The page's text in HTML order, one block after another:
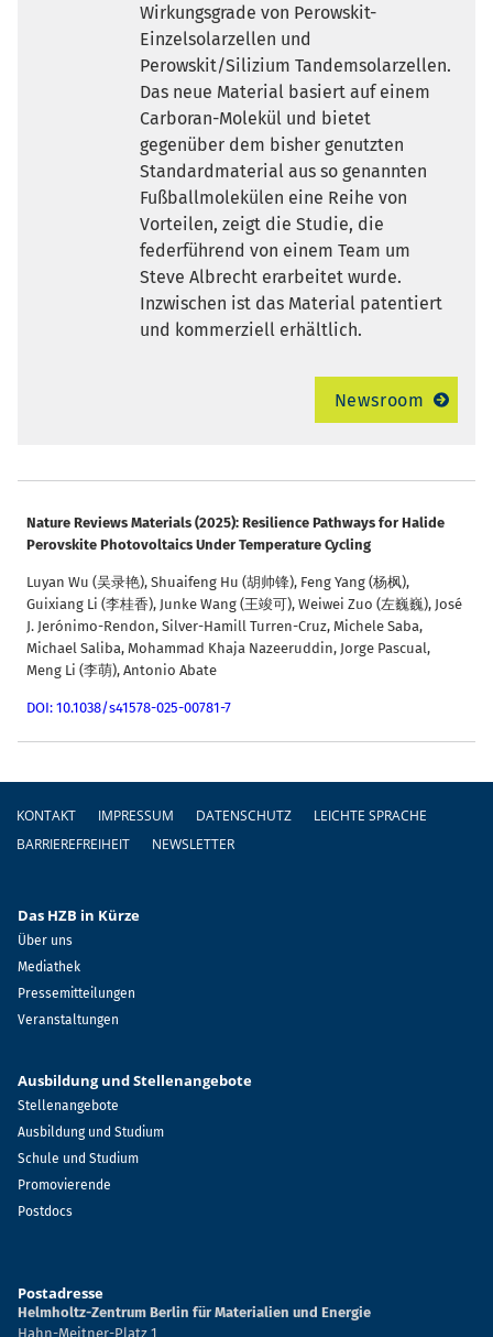
Wirkungsgrade von Perowskit-
Einzelsolarzellen und
Perowskit/Silizium Tandemsolarzellen.
Das neue Material basiert auf einem
Carboran-Molekül und bietet
gegenüber dem bisher genutzten
Standardmaterial aus so genannten
Fußballmolekülen eine Reihe von
Vorteilen, zeigt die Studie, die
federführend von einem Team um
Steve Albrecht erarbeitet wurde.
Inzwischen ist das Material patentiert
und kommerziell erhältlich.
Newsroom
Nature Reviews Materials (2025): Resilience Pathways for Halide
Perovskite Photovoltaics Under Temperature Cycling
Luyan Wu (吴录艳), Shuaifeng Hu (胡帅锋), Feng Yang (杨枫),
Guixiang Li (李桂香), Junke Wang (王竣可), Weiwei Zuo (左巍巍), José
J. Jerónimo-Rendon, Silver-Hamill Turren-Cruz, Michele Saba,
Michael Saliba, Mohammad Khaja Nazeeruddin, Jorge Pascual,
Meng Li (李萌), Antonio Abate
DOI: 10.1038/s41578-025-00781-7
Fußzeile
KONTAKT IMPRESSUM DATENSCHUTZ
LEICHTE SPRACHE
BARRIEREFREIHEIT
NEWSLETTER
Das HZB in Kürze
Über uns
Mediathek
Pressemitteilungen
Veranstaltungen
Ausbildung und Stellenangebote
Stellenangebote
Ausbildung und Studium
Schule und Studium
Promovierende
Postdocs
Postadresse
Helmholtz-Zentrum Berlin für Materialien und Energie
Hahn-Meitner-Platz 1